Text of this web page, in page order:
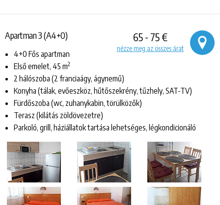
65 - 75 €
nézze meg az összes árat
Apartman 3 (A4+0)
4+0 Fős apartman
Első emelet, 45 m2
2 hálószoba (2 franciaágy, ágynemű)
Konyha (tálak, evőeszköz, hűtőszekrény, tűzhely, SAT-TV)
Fürdőszoba (wc, zuhanykabin, törülközők)
Terasz (kilátás zöldövezetre)
Parkoló, grill, háziállatok tartása lehetséges, légkondicionáló